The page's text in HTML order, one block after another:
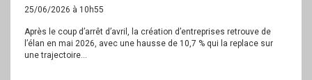
25/06/2026 à 10h55
Après le coup d’arrêt d’avril, la création d’entreprises retrouve de
l’élan en mai 2026, avec une hausse de 10,7 % qui la replace sur
une trajectoire...